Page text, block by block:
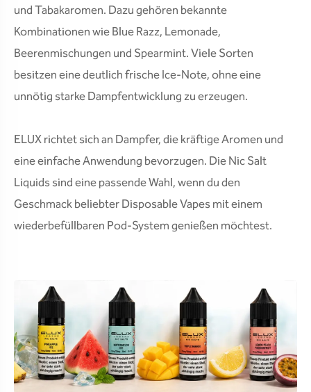
und Tabakaromen. Dazu gehören bekannte
Kombinationen wie Blue Razz, Lemonade,
Beerenmischungen und Spearmint. Viele Sorten
besitzen eine deutlich frische Ice-Note, ohne eine
unnötig starke Dampfentwicklung zu erzeugen.
ELUX richtet sich an Dampfer, die kräftige Aromen und
eine einfache Anwendung bevorzugen. Die Nic Salt
Liquids sind eine passende Wahl, wenn du den
Geschmack beliebter Disposable Vapes mit einem
wiederbefüllbaren Pod-System genießen möchtest.